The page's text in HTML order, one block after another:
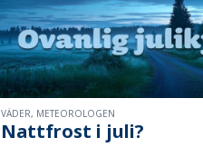
Nattfrost i juli?
VÄDER, METEOROLOGEN